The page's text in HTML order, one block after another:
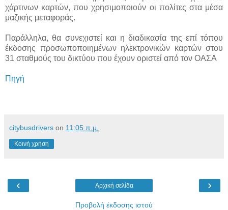
χάρτινων καρτών, που χρησιμοποιούν οι πολίτες στα μέσα
μαζικής μεταφοράς.
Παράλληλα, θα συνεχιστεί και η διαδικασία της επί τόπου
έκδοσης προσωποποιημένων ηλεκτρονικών καρτών στου
31 σταθμούς του δικτύου που έχουν οριστεί από τον ΟΑΣΑ
Πηγή
citybusdrivers on 11:05 π.μ.
Κοινή χρήση
‹ ›
Αρχική σελίδα
Προβολή έκδοσης ιστού